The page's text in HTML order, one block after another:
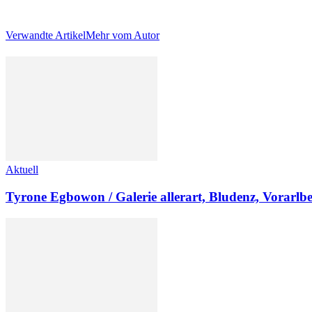
Verwandte ArtikelMehr vom Autor
Aktuell
Tyrone Egbowon / Galerie allerart, Bludenz,